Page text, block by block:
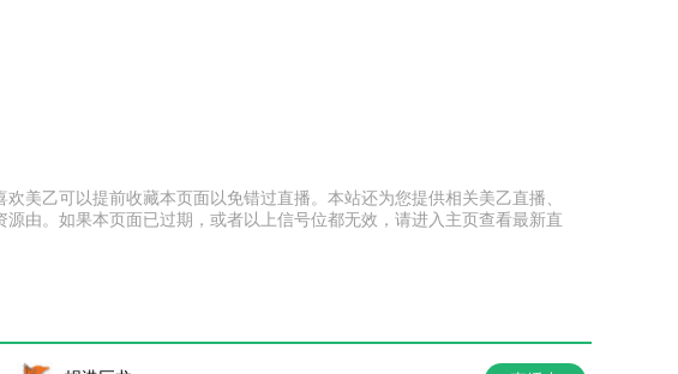
美乙可以提前收藏本页面以免错过直播。本站还为您提供相关美乙直播、
由。如果本页面已过期，或者以上信号位都无效，请进入主页查看最新直